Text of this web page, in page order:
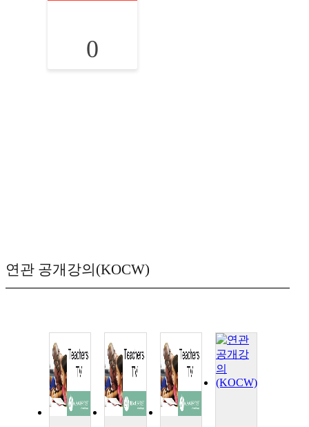
0
연관 공개강의(KOCW)